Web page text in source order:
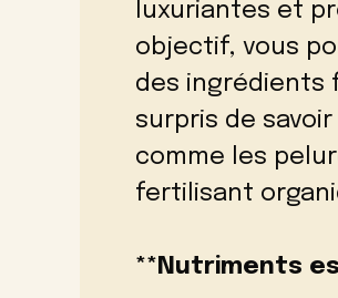
luxuriantes et
objectif, vous
des ingrédients
surpris de
comme les
fertilisant
**Nutriments